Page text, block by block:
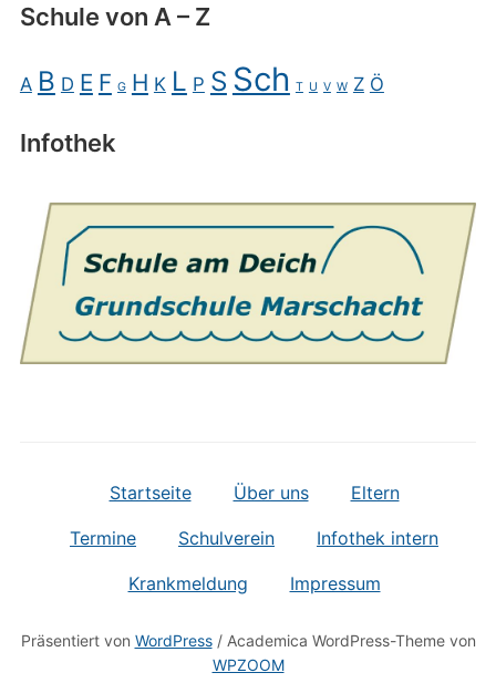
Schule von A – Z
A B D E F G H K L P S Sch T U V W Z Ö
Infothek
Startseite Über uns Eltern
Termine Schulverein Infothek intern
Krankmeldung Impressum
Präsentiert von WordPress/ Academica WordPress-Theme von
WPZOOM